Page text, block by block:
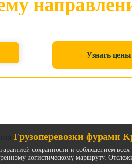
Узнать цены
Грузоперевозки фурами
сохранности и соблюдением
логистическому маршруту.